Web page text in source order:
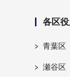
各区
青葉区
瀬谷区